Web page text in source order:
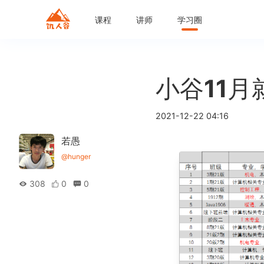
课程 讲师 学习圈
小谷11月
2021-12-22 04:16
若愚
@hunger
308 0 0